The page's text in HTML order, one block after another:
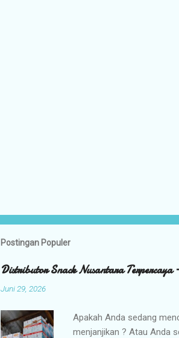
Postingan Populer
Distributor Snack Nusantara
Juni 29, 2026
Apakah Anda sedang
menjanjikan ? Atau Anda